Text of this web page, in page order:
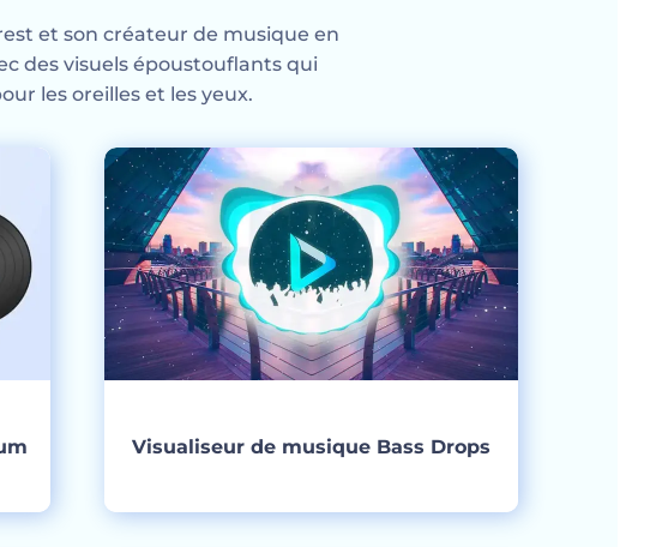
et son créateur de musique en
des visuels époustouflants qui
les oreilles et les yeux.
Visualiseur de musique Bass Drops